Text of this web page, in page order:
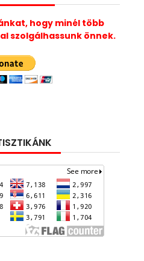
hogy minél több
szolgálhassunk önnek.